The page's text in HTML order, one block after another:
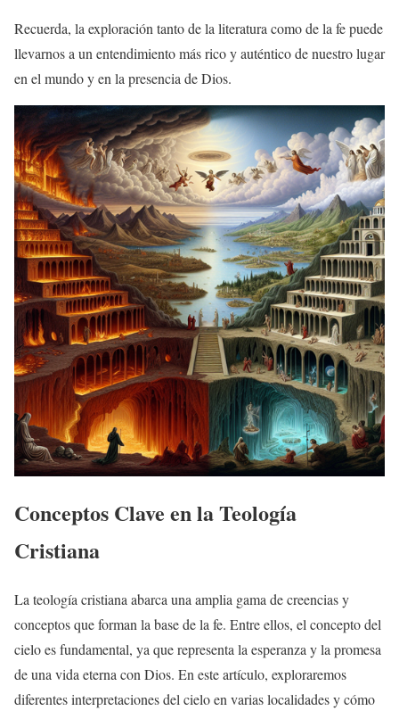
Recuerda, la exploración tanto de la literatura como de la fe puede
llevarnos a un entendimiento más rico y auténtico de nuestro lugar
en el mundo y en la presencia de Dios.
Conceptos Clave en la Teología
Cristiana
La teología cristiana abarca una amplia gama de creencias y
conceptos que forman la base de la fe. Entre ellos, el concepto del
cielo es fundamental, ya que representa la esperanza y la promesa
de una vida eterna con Dios. En este artículo, exploraremos
diferentes interpretaciones del cielo en varias localidades y cómo